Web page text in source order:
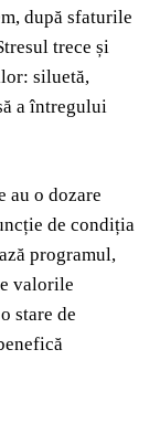
după sfaturile
trece și
siluetă,
a întregului
au o dozare
de condiția
programul,
valorile
stare de